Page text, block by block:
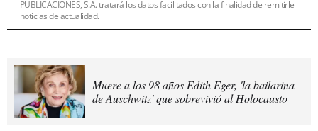
PUBLICACIONES, S.A. tratará los datos facilitados con la finalidad de remitirle
noticias de actualidad.
Muere a los 98 años Edith Eger, 'la bailarina
de Auschwitz' que sobrevivió al Holocausto